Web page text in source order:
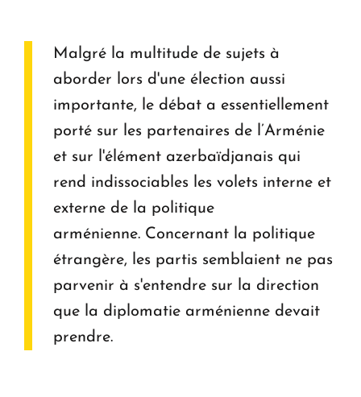
Malgré la multitude de sujets à
aborder lors d'une élection aussi
importante, le débat a essentiellement
porté sur les partenaires de l’Arménie
et sur l'élément azerbaïdjanais qui
rend indissociables les volets interne et
externe de la politique
arménienne. Concernant la politique
étrangère, les partis semblaient ne pas
parvenir à s'entendre sur la direction
que la diplomatie arménienne devait
prendre.